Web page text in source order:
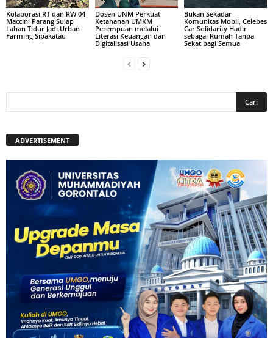
Kolaborasi RT dan RW 04
Maccini Parang Sulap
Lahan Tidur Jadi Urban
Farming Sipakatau
Dosen UNM Perkuat
Ketahanan UMKM
Perempuan melalui
Literasi Keuangan dan
Digitalisasi Usaha
Bukan Sekadar
Komunitas Mobil, Celebes
Car Solidarity Hadir
sebagai Rumah Tanpa
Sekat bagi Semua
ADVERTISEMENT